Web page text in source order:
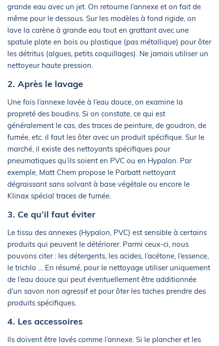
grande eau avec un jet. On retourne l’annexe et on fait de
même pour le dessous. Sur les modèles à fond rigide, on
lave la carène à grande eau tout en grattant avec une
spatule plate en bois ou plastique (pas métallique) pour ôter
les détritus (algues, petits coquillages). Ne jamais utiliser un
nettoyeur haute pression.
2. Après le lavage
Une fois l’annexe lavée à l’eau douce, on examine la
propreté des boudins. Si on constate, ce qui est
généralement le cas, des traces de peinture, de goudron, de
fumée, etc. il faut les ôter avec un produit spécifique. Sur le
marché, il existe des nettoyants spécifiques pour
pneumatiques qu’ils soient en PVC ou en Hypalon. Par
exemple, Matt Chem propose le Parbatt nettoyant
dégraissant sans solvant à base végétale ou encore le
Klinax spécial traces de fumée.
3. Ce qu’il faut éviter
Le tissu des annexes (Hypalon, PVC) est sensible à certains
produits qui peuvent le détériorer. Parmi ceux-ci, nous
pouvons citer : les détergents, les acides, l’acétone, l’essence,
le trichlo … En résumé, pour le nettoyage utiliser uniquement
de l’eau douce qui peut éventuellement être additionnée
d’un savon non agressif et pour ôter les taches prendre des
produits spécifiques.
4. Les accessoires
Ils doivent être lavés comme l’annexe. Si le plancher et les